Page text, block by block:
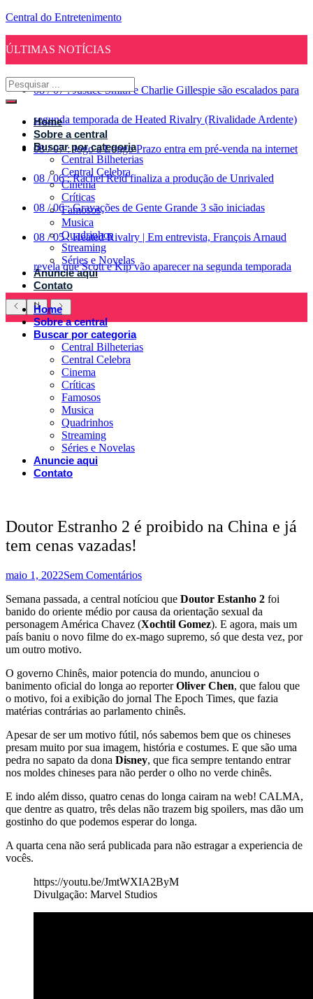
Central do Entretenimento
ÚLTIMAS NOTÍCIAS
08 / 07 : Justice Smith e Charlie Gillespie são escalados para
segunda temporada de Heated Rivalry (Rivalidade Ardente)
08 / 07 : Jogo a Longo Prazo entra em pré-venda na internet
08 / 06 : Rachel Reid finaliza a produção de Unrivaled
08 / 06 : Gravações de Gente Grande 3 são iniciadas
08 / 05 : Heated Rivalry | Em entrevista, François Arnaud
revela que Scott e Kip vão aparecer na segunda temporada
Home
Sobre a central
Buscar por categoria
Central Bilheterias
Central Celebra
Cinema
Críticas
Famosos
Musica
Quadrinhos
Streaming
Séries e Novelas
Anuncie aqui
Contato
Home
Sobre a central
Buscar por categoria
Central Bilheterias
Central Celebra
Cinema
Críticas
Famosos
Musica
Quadrinhos
Streaming
Séries e Novelas
Anuncie aqui
Contato
Doutor Estranho 2 é proibido na China e já
tem cenas vazadas!
maio 1, 2022Sem Comentários
Semana passada, a central notíciou que Doutor Estanho 2 foi
banido do oriente médio por causa da orientação sexual da
personagem América Chavez (Xochtil Gomez). E agora, mais um
país baniu o novo filme do ex-mago supremo, só que desta vez, por
um outro motivo.
O governo Chinês, maior potencia do mundo, anunciou o
banimento oficial do longa ao reporterOliver Chen, que falou que
o motivo, foi a exibição do jornal The Epoch Times, que fazia
matérias contrárias ao parlamento chinês.
Apesar de ser um motivo fútil, nós sabemos bem que os chineses
presam muito por sua imagem, história e costumes. E que são uma
pedra no sapato da dona Disney, que fica sempre tentando entrar
nos moldes chineses para não perder o olho no verde chinês.
E indo além disso, quatro cenas do longa cairam na web! CALMA,
que dentre as quatro, três delas não trazem big spoilers, mas dão um
gostinho do que podemos esperar do longa.
A quarta cena não será publicada para não estragar a experiencia de
vocês.
https://youtu.be/JmtWXIA2ByM
Divulgação: Marvel Studios